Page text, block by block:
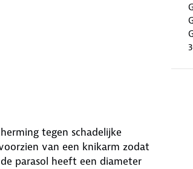
tegen schadelijke
van een knikarm zodat
parasol heeft een diameter